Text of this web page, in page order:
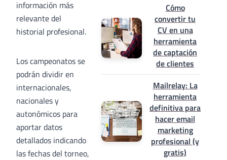
información más
relevante del
historial profesional.
Los campeonatos se
podrán dividir en
internacionales,
nacionales y
autonómicos para
aportar datos
detallados indicando
las fechas del torneo,
Cómo
convertir tu
CV en una
herramienta
de captación
de clientes
Mailrelay: La
herramienta
definitiva para
hacer email
marketing
profesional (y
gratis)